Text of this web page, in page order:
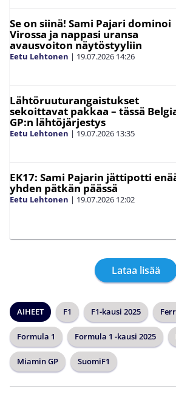
Se on siinä! Sami Pajari dominoi
Virossa ja nappasi uransa
avausvoiton näytöstyyliin
Eetu Lehtonen | 19.07.2026 14:26
Lähtöruuturangaistukset
sekoittavat pakkaa – tässä
GP:n lähtöjärjestys
Eetu Lehtonen | 19.07.2026 13:35
EK17: Sami Pajarin jättipotti
yhden pätkän päässä
Eetu Lehtonen | 19.07.2026 12:02
Lataa lisää
AIHEET F1 F1-kausi 2025
Formula 1 Formula 1 -kausi 2025
Miamin GP SuomiF1